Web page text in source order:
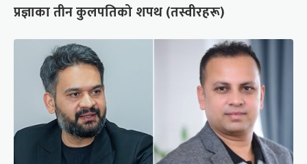
प्रज्ञाका तीन कुलपतिको शपथ (तस्वीरहरू)